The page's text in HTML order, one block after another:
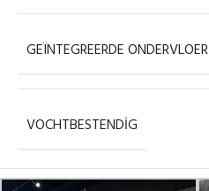
GEÏNTEGREERDE ONDERVLOER
VOCHTBESTENDIG